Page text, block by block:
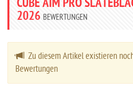
CUBE AIM PRO
2026 BEWERTUNGEN
Zu diesem Artikel existieren
Bewertungen